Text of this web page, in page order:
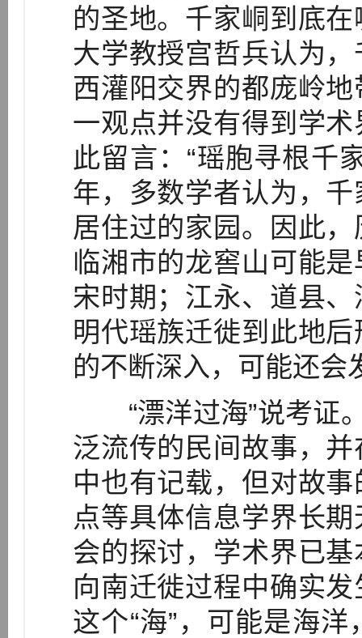
的圣地。千家峒到底
大学教授宫哲兵认为
西灌阳交界的都庞岭
一观点并没有得到学
此留言：“瑶胞寻根千
年，多数学者认为，
居住过的家园。因此
临湘市的龙窖山可能
宋时期；江永、道县
明代瑶族迁徙到此地
的不断深入，可能还会
“漂洋过海”说考证。
泛流传的民间故事，
中也有记载，但对故
点等具体信息学界长
会的探讨，学术界已
向南迁徙过程中确实
这个“海”，可能是海